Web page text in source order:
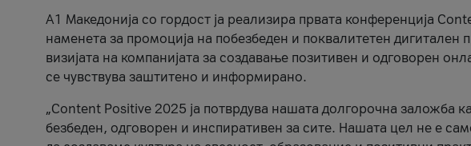
А1 Македонија со гордост ја реализира првата конференција
наменета за промоција на побезбеден и поквалитетен дигитален
визијата на компанијата за создавање позитивен и одговорен
се чувствува заштитено и информирано.
„Content Positive 2025 ја потврдува нашата долгорочна заложба
безбеден, одговорен и инспиративен за сите. Нашата цел не е